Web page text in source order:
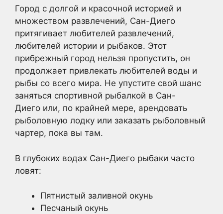
Город с долгой и красочной историей и
множеством развлечений, Сан-Диего
притягивает любителей развлечений,
любителей истории и рыбаков. Этот
прибрежный город нельзя пропустить, он
продолжает привлекать любителей воды и
рыбы со всего мира. Не упустите свой шанс
заняться спортивной рыбалкой в Сан-
Диего или, по крайней мере, арендовать
рыболовную лодку или заказать рыболовный
чартер, пока вы там.
В глубоких водах Сан-Диего рыбаки часто
ловят:
Пятнистый заливной окунь
Песчаный окунь